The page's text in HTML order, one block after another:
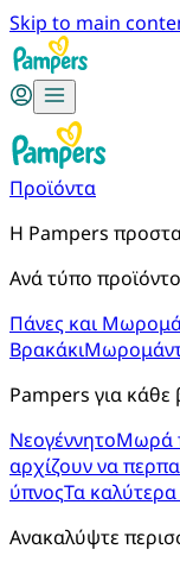
Skip to main
Προϊόντα
Η Pampers
Ανά τύπο
Πάνες και
Βρακάκι
Pampers για κάθε
ΝεογέννητοΜωρά
αρχίζουν να
ύπνοςΤα
Ανακαλύψτε